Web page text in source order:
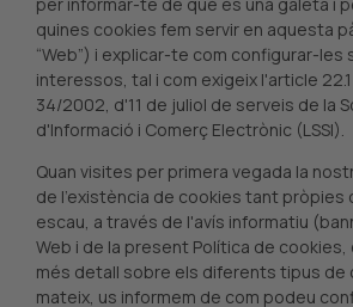
quines cookies fem servir en aquesta
“Web”) i explicar-te com configurar-
interessos, tal i com exigeix ​​l'article 22.1
34/2002, d'11 de juliol de serveis de la
d'Informació i Comerç Electrònic (LSSI).
Quan visites per primera vegada la
de l'existència de cookies tant pròpies
escau, a través de l'avís informatiu
Web i de la present Política de
més detall sobre els diferents tipus de
mateix, us informem de com podeu